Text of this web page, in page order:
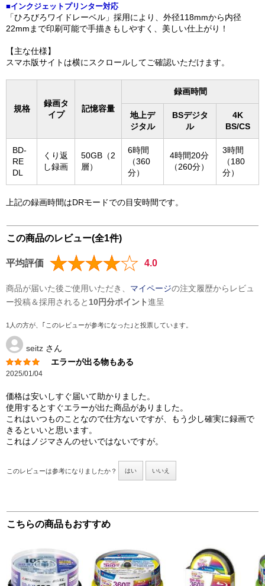
■インクジェットプリンター対応
「ひろびろワイドレーベル」採用により、外径118mmから内径
22mmまで印刷可能で手描きもしやすく、美しい仕上がり！
【主な仕様】
スマホ版サイトは横にスクロールしてご確認いただけます。
規格
録画タ
イプ
記憶容量
録画時間
地上デ
ジタル
BSデジタ
ル
4K
BS/CS
BD-
RE
DL
くり返
し録画
50GB（2
層）
6時間
（360
分）
4時間20分
（260分）
3時間
（180
分）
上記の録画時間はDRモードでの目安時間です。
この商品のレビュー(全1件)
平均評価 4.0
商品が届いた後ご使用いただき、 マイページの注文履歴からレビュ
ー投稿＆採用されると 10円分ポイント進呈
1人の方が、｢このレビューが参考になった｣と投票しています。
seitz さん
エラーが出る物もある
2025/01/04
価格は安いしすぐ届いて助かりました。
使用するとすぐエラーが出た商品がありました。
これはいつものことなので仕方ないですが、もう少し確実に録画で
きるといいと思います。
これはノジマさんのせいではないですが。
このレビューは参考になりましたか？ はい いいえ
こちらの商品もおすすめ